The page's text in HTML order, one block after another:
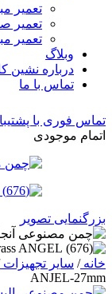
تعمیر
تعمیر
تعمیر
وبلاگ
درباره نشین
تماس با ما
تماس فوری با
اتمام موجودی
بزرگنمایی تصویر
خانه/ سایر تجهیزات
ANJEL-27mm